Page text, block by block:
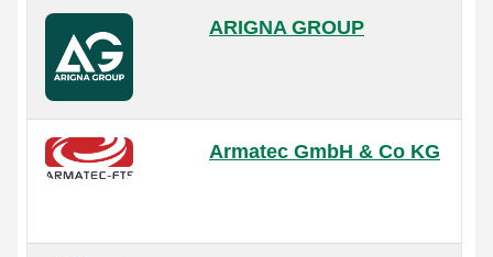
ARIGNA GROUP
Armatec GmbH & Co KG